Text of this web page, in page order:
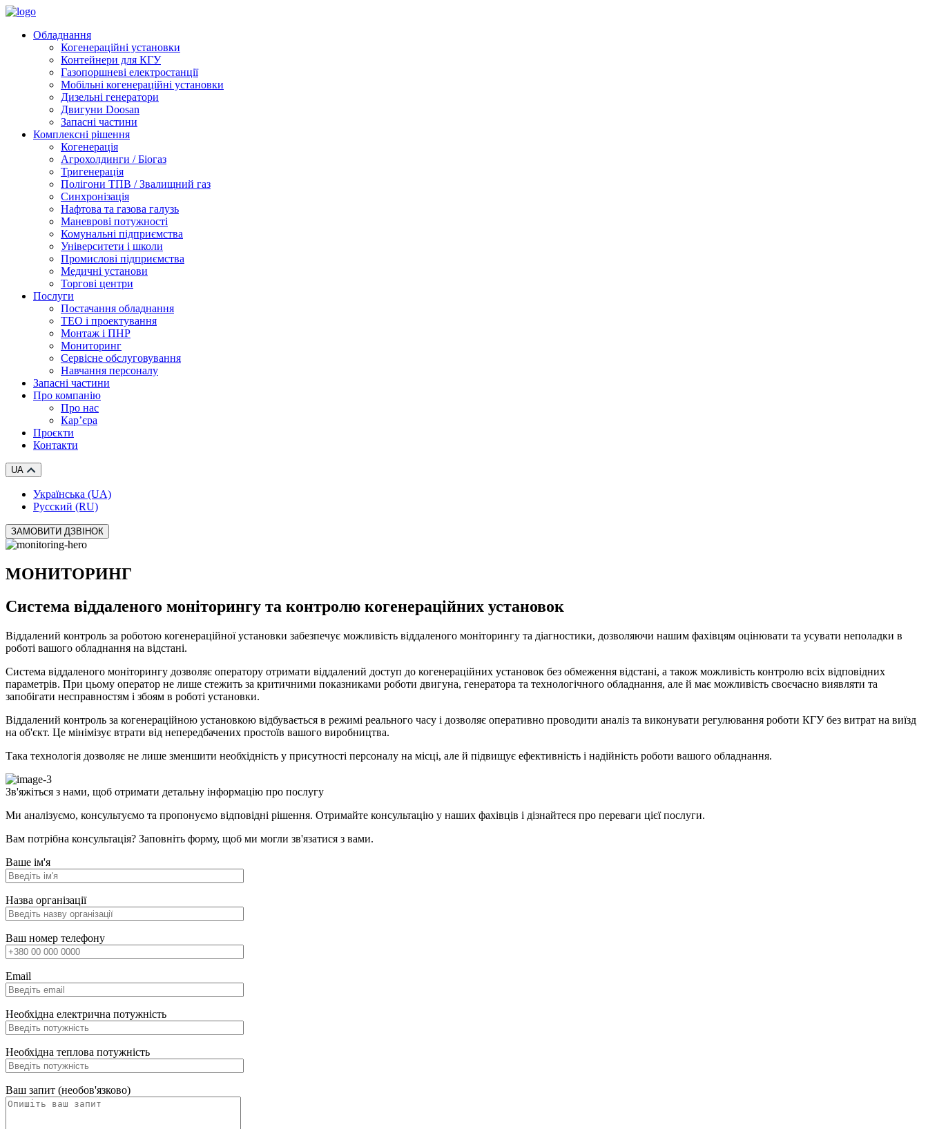
Обладнання
Когенераційні установки
Контейнери для КГУ
Газопоршневі електростанції
Мобільні когенераційні установки
Дизельні генератори
Двигуни Doosan
Запасні частини
Комплекснi рiшення
Когенерація
Агрохолдинги / Біогаз
Тригенерація
Полігони ТПВ / Звалищний газ
Синхронізація
Нафтова та газова галузь
Маневрові потужності
Комунальні підприємства
Університети і школи
Промислові підприємства
Медичні установи
Торгові центри
Послуги
Постачання обладнання
ТЕО і проектування
Монтаж і ПНР
Мониторинг
Сервісне обслуговування
Навчання персоналу
Запасні частини
Про компанію
Про нас
Кар’єра
Проєкти
Контакти
UA
Українська (UA)
Русский (RU)
ЗАМОВИТИ ДЗВІНОК
МОНИТОРИНГ
Система віддаленого моніторингу та контролю когенераційних установок
Віддалений контроль за роботою когенераційної установки забезпечує можливість віддаленого моніторингу та діагностики, дозволяючи нашим фахівцям оцінювати та усувати неполадки в
роботі вашого обладнання на відстані.
Система віддаленого моніторингу дозволяє оператору отримати віддалений доступ до когенераційних установок без обмеження відстані, а також можливість контролю всіх відповідних
параметрів. При цьому оператор не лише стежить за критичними показниками роботи двигуна, генератора та технологічного обладнання, але й має можливість своєчасно виявляти та
запобігати несправностям і збоям в роботі установки.
Віддалений контроль за когенераційною установкою відбувається в режимі реального часу і дозволяє оперативно проводити аналіз та виконувати регулювання роботи КГУ без витрат на виїзд
на об'єкт. Це мінімізує втрати від непередбачених простоїв вашого виробництва.
Така технологія дозволяє не лише зменшити необхідність у присутності персоналу на місці, але й підвищує ефективність і надійність роботи вашого обладнання.
Зв'яжіться з нами, щоб отримати детальну інформацію про послугу
Ми аналізуємо, консультуємо та пропонуємо відповідні рішення. Отримайте консультацію у наших фахівців і дізнайтеся про переваги цієї послуги.
Вам потрібна консультація? Заповніть форму, щоб ми могли зв'язатися з вами.
Ваше ім'я
Назва організації
Ваш номер телефону
Email
Необхідна електрична потужність
Необхідна теплова потужність
Ваш запит (необов'язково)